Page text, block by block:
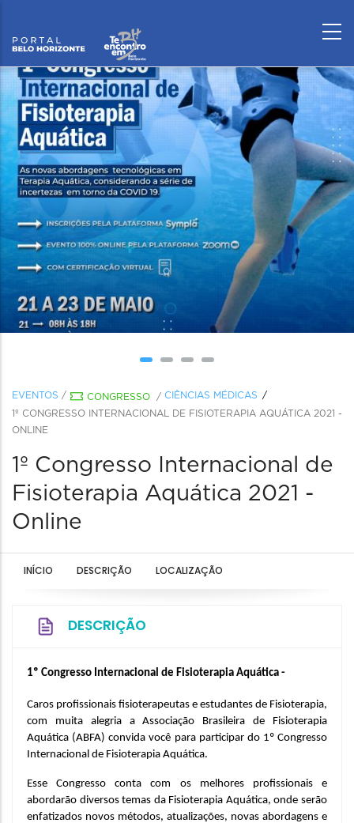
EVENTOS / CONGRESSO / CIÊNCIAS MÉDICAS
1º CONGRESSO INTERNACIONAL DE FISIOTERAPIA AQUÁTICA 2021 -
ONLINE
1º Congresso Internacional de
Fisioterapia Aquática 2021 -
Online
INÍCIO DESCRIÇÃO LOCALIZAÇÃO
DESCRIÇÃO
1º Congresso Internacional de Fisioterapia Aquática -
Caros profissionais fisioterapeutas e estudantes de Fisioterapia,
com muita alegria a Associação Brasileira de Fisioterapia
Aquática (ABFA) convida você para participar do 1º Congresso
Internacional de Fisioterapia Aquática.
Esse Congresso conta com os melhores profissionais e
abordarão diversos temas da Fisioterapia Aquática, onde serão
enfatizados novos métodos, atualizações, novas abordagens e